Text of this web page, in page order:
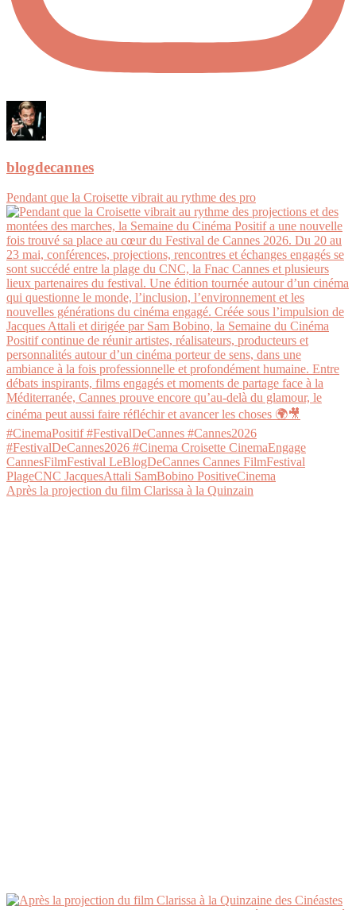
blogdecannes
Pendant que la Croisette vibrait au rythme des pro
Après la projection du film Clarissa à la Quinzain